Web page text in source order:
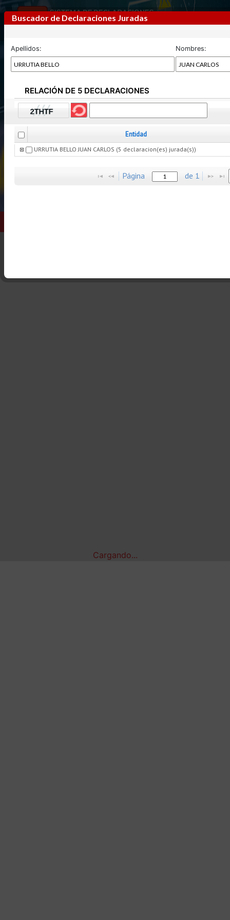
Previous
Buscador de Declaraciones Juradas
Apellidos: Nombres:
RELACIÓN DE 5 DECLARACIONES
Entidad
URRUTIA BELLO JUAN CARLOS (5 declaracion(es) jurada(s))
Página de 1